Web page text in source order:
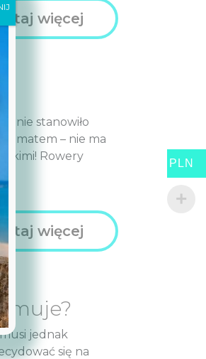
więcej
nie stanowiło
tematem – nie ma
Rowery
więcej
jednak
się na
PLN